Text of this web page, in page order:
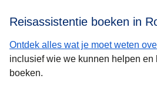
Reisassistentie boeken in
Ontdek alles wat je moet weten
inclusief wie we kunnen helpen en
boeken.